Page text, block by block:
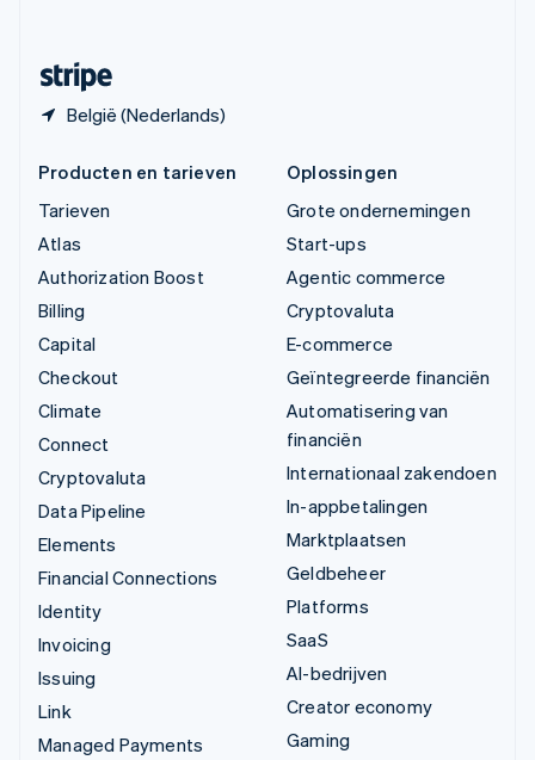
België (Nederlands)
Producten en tarieven
Tarieven
Atlas
Authorization Boost
Billing
Capital
Checkout
Climate
Connect
Cryptovaluta
Data Pipeline
Elements
Financial Connections
Identity
Invoicing
Issuing
Link
Managed Payments
Oplossingen
Grote ondernemingen
Start-ups
Agentic commerce
Cryptovaluta
E-commerce
Geïntegreerde financiën
Automatisering van
financiën
Internationaal zakendoen
In-appbetalingen
Marktplaatsen
Geldbeheer
Platforms
SaaS
AI-bedrijven
Creator economy
Gaming